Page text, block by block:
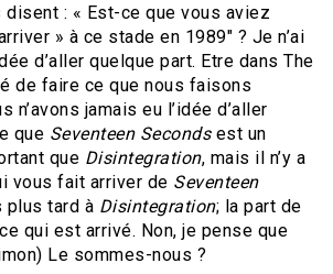
: « Est-ce que vous aviez
» à ce stade en 1989″ ? Je n’ai
d’aller quelque part. Etre dans The
de faire ce que nous faisons
n’avons jamais eu l’idée d’aller
que Seventeen Secondsest un
que Disintegration, mais il n’y a
vous fait arriver de Seventeen
tard à Disintegration; la part de
qui est arrivé. Non, je pense que
Le sommes-nous ?